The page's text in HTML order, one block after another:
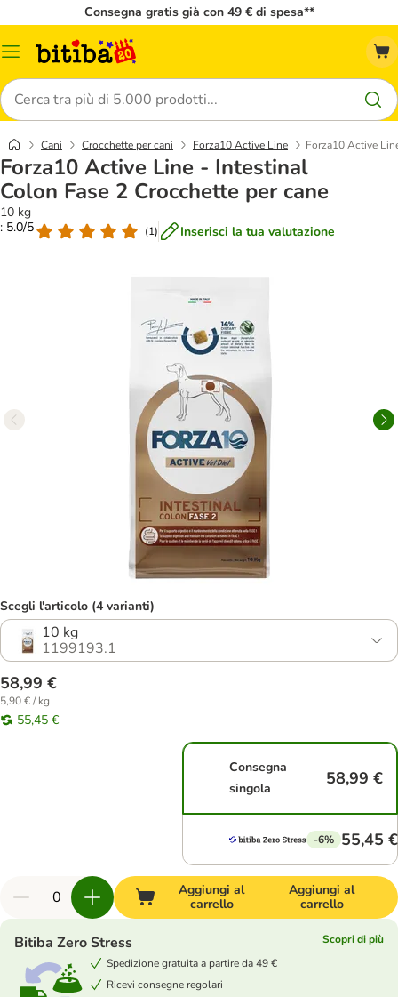
Consegna gratis già con 49 € di spesa**
Overview
Cerca
Cani Crocchette per cani Forza10 Active Line Forza10 Active
Forza10 Active Line - Intestinal
Colon Fase 2 Crocchette per cane
10 kg
: 5.0/5
(1) Inserisci la tua valutazione
Scegli l'articolo (4 varianti)
10 kg
1199193.1
58,99 €
5,90 € / kg
55,45 €
Consegna
singola
58,99 €
-6% 55,45 €
Aggiungi al
carrello
Aggiungi al
carrello
Bitiba Zero Stress
Scopri di più
Spedizione gratuita a partire da 49 €
Ricevi consegne regolari